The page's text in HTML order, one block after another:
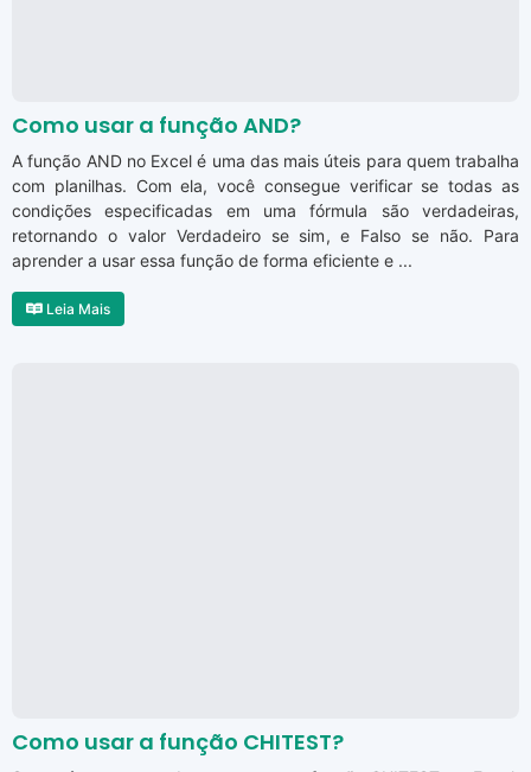
Como usar a função AND?
A função AND no Excel é uma das mais úteis para quem trabalha
com planilhas. Com ela, você consegue verificar se todas as
condições especificadas em uma fórmula são verdadeiras,
retornando o valor Verdadeiro se sim, e Falso se não. Para
aprender a usar essa função de forma eficiente e ...
Leia Mais
Como usar a função CHITEST?